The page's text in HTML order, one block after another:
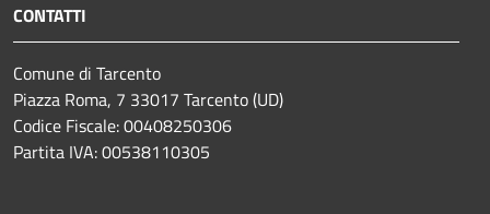
CONTATTI
Comune di Tarcento
Piazza Roma, 7 33017 Tarcento (UD)
Codice Fiscale: 00408250306
Partita IVA: 00538110305